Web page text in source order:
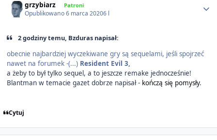
grzybiarz Patroni
Opublikowano6 marca 20206 l
2 godziny temu, Bzduras napisał:
obecnie najbardziej wyczekiwane gry są sequelami, jeśli spojrzeć
nawet na forumek -(...) Resident Evil 3,
a żeby to był tylko sequel, a to jeszcze remake jednocześnie!
Blantman w temacie gazet dobrze napisał -kończą się pomysły.
Cytuj